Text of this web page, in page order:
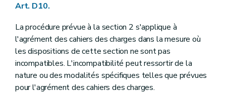
Art. D10.
La procédure prévue à la section 2 s'applique à
l'agrément des cahiers des charges dans la mesure où
les dispositions de cette section ne sont pas
incompatibles. L'incompatibilité peut ressortir de la
nature ou des modalités spécifiques telles que prévues
pour l'agrément des cahiers des charges.